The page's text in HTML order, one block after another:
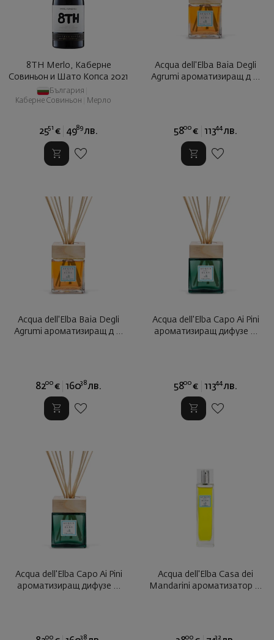
8TH Merlo, Каберне
Совиньон и Шато Копса 2021
България
Каберне Совиньон
Мерло
2551 € 4989 лв.
Acqua dell'Elba Baia Degli
Agrumi ароматизиращ д ...
5800 € 11344 лв.
Acqua dell'Elba Baia Degli
Agrumi ароматизиращ д ...
8200 € 16038 лв.
Acqua dell'Elba Capo Ai Pini
ароматизиращ дифузе ...
5800 € 11344 лв.
Acqua dell'Elba Capo Ai Pini
ароматизиращ дифузе ...
00 38
Acqua dell'Elba Casa dei
Mandarini ароматизатор ...
00 32